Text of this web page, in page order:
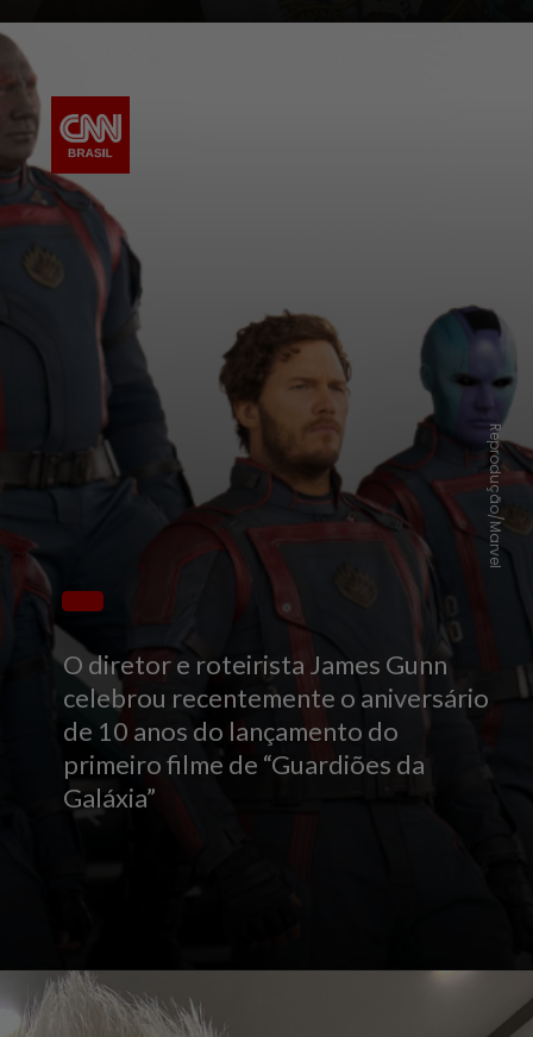
O diretor e roteirista James Gunn
celebrou recentemente o aniversário
de 10 anos do lançamento do
primeiro filme de “Guardiões da
Galáxia”
Reprodução/Marvel